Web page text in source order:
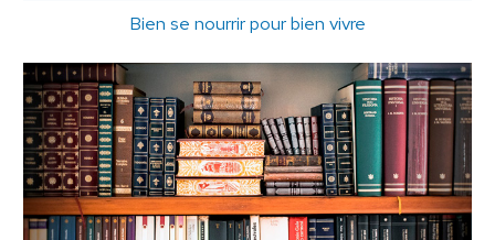
Bien se nourrir pour bien vivre